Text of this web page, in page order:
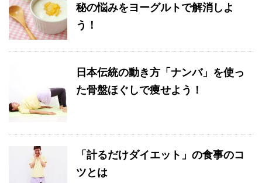
秘の悩みをヨーグルトで解消しよ
う！
日本伝統の動き方「ナンバ」を使っ
た骨盤ほぐしで痩せよう！
「計るだけダイエット」の食事のコ
ツとは